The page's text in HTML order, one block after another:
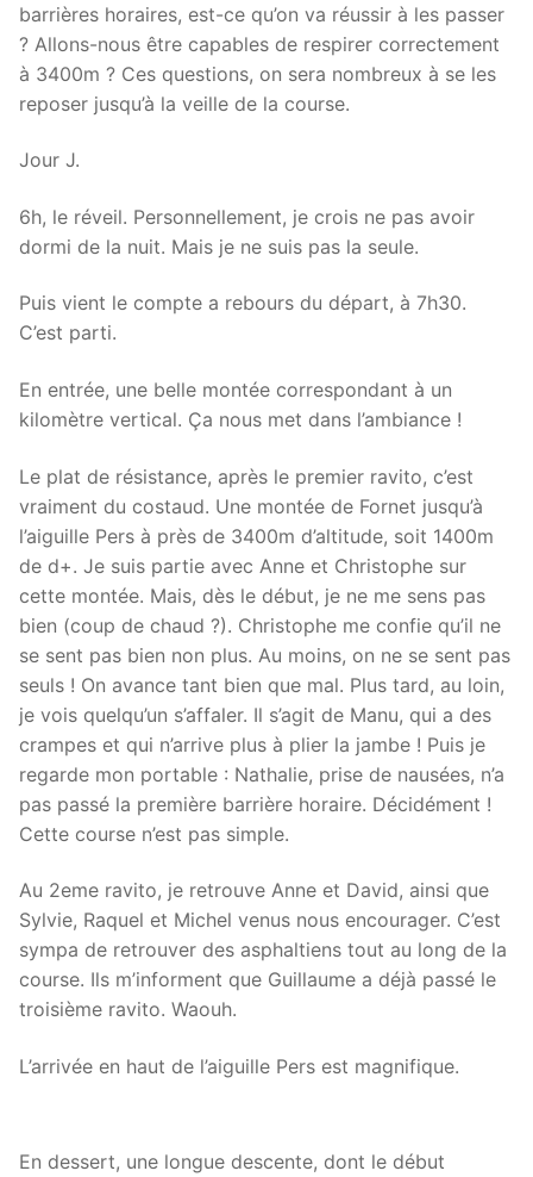
barrières horaires, est-ce qu’on va réussir à les passer
? Allons-nous être capables de respirer correctement
à 3400m ? Ces questions, on sera nombreux à se les
reposer jusqu’à la veille de la course.
Jour J.
6h, le réveil. Personnellement, je crois ne pas avoir
dormi de la nuit. Mais je ne suis pas la seule.
Puis vient le compte a rebours du départ, à 7h30.
C’est parti.
En entrée, une belle montée correspondant à un
kilomètre vertical. Ça nous met dans l’ambiance !
Le plat de résistance, après le premier ravito, c’est
vraiment du costaud. Une montée de Fornet jusqu’à
l’aiguille Pers à près de 3400m d’altitude, soit 1400m
de d+. Je suis partie avec Anne et Christophe sur
cette montée. Mais, dès le début, je ne me sens pas
bien (coup de chaud ?). Christophe me confie qu’il ne
se sent pas bien non plus. Au moins, on ne se sent pas
seuls ! On avance tant bien que mal. Plus tard, au loin,
je vois quelqu’un s’affaler. Il s’agit de Manu, qui a des
crampes et qui n’arrive plus à plier la jambe ! Puis je
regarde mon portable : Nathalie, prise de nausées, n’a
pas passé la première barrière horaire. Décidément !
Cette course n’est pas simple.
Au 2eme ravito, je retrouve Anne et David, ainsi que
Sylvie, Raquel et Michel venus nous encourager. C’est
sympa de retrouver des asphaltiens tout au long de la
course. Ils m’informent que Guillaume a déjà passé le
troisième ravito. Waouh.
L’arrivée en haut de l’aiguille Pers est magnifique.
En dessert, une longue descente, dont le début